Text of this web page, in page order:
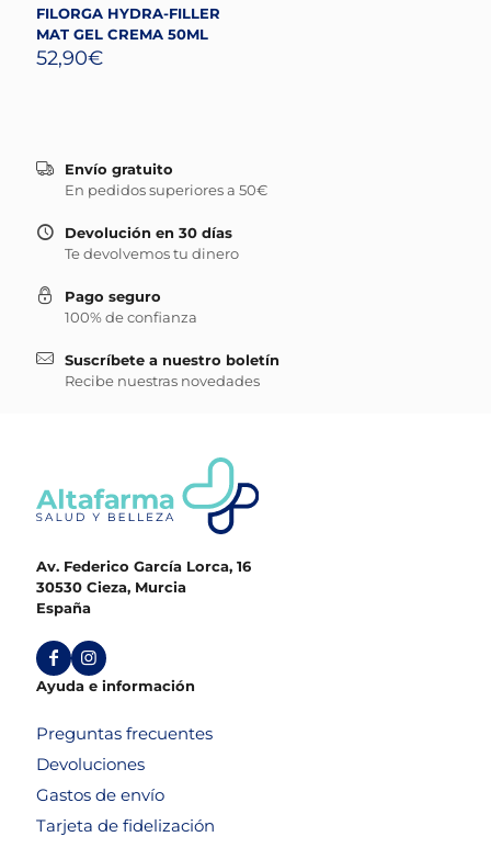
FILORGA HYDRA-FILLER
MAT GEL CREMA 50ML
52,90€
Envío gratuito
En pedidos superiores a 50€
Devolución en 30 días
Te devolvemos tu dinero
Pago seguro
100% de confianza
Suscríbete a nuestro boletín
Recibe nuestras novedades
Av. Federico García Lorca, 16
30530 Cieza, Murcia
España
Ayuda e información
Preguntas frecuentes
Devoluciones
Gastos de envío
Tarjeta de fidelización